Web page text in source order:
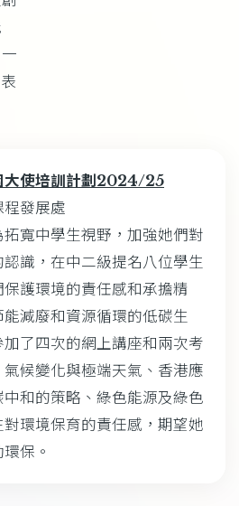
大使培訓計劃2024/25
發展處
寬中學生視野，加強她們對
識，在中二級提名八位學生
護環境的責任感和承擔精
減廢和資源循環的低碳生
了四次的網上講座和兩次考
候變化與極端天氣、香港應
和的策略、綠色能源及綠色
環境保育的責任感，期望她
保。